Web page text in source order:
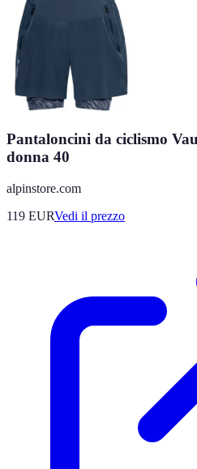
Pantaloncini da ciclismo
donna 40
alpinstore.com
119 EURVedi il prezzo